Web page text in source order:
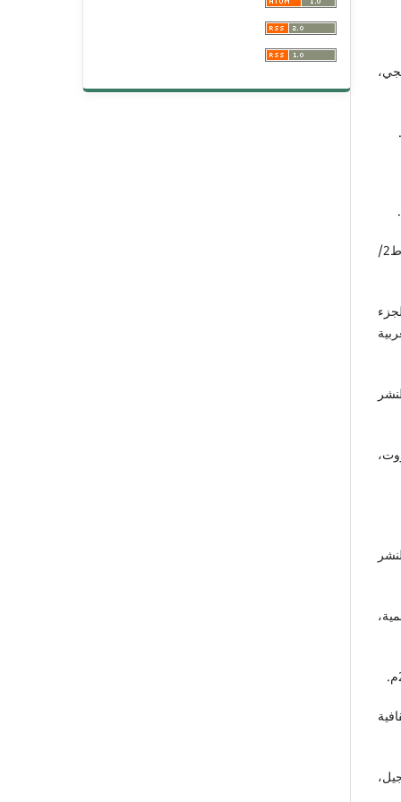
التنبيه على حدوث التصحيف للأصفهاني، تح: محمد أسعد طلس، دار صادر – بيروت، ط2/
عبد الجواد إبراهيم، ط1/2009م والجزء